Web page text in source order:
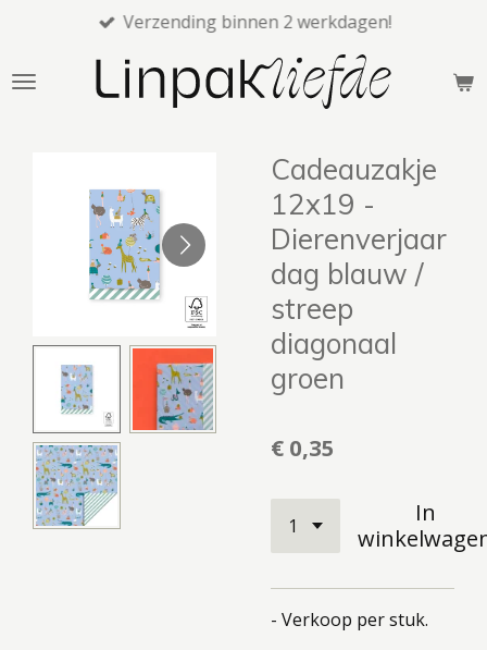
naar
Verzending binnen 2 werkdagen!
Cadeauzakje
12x19 -
Dierenverjaar
dag blauw /
streep
diagonaal
groen
€ 0,35
In
- Verkoop per stuk.